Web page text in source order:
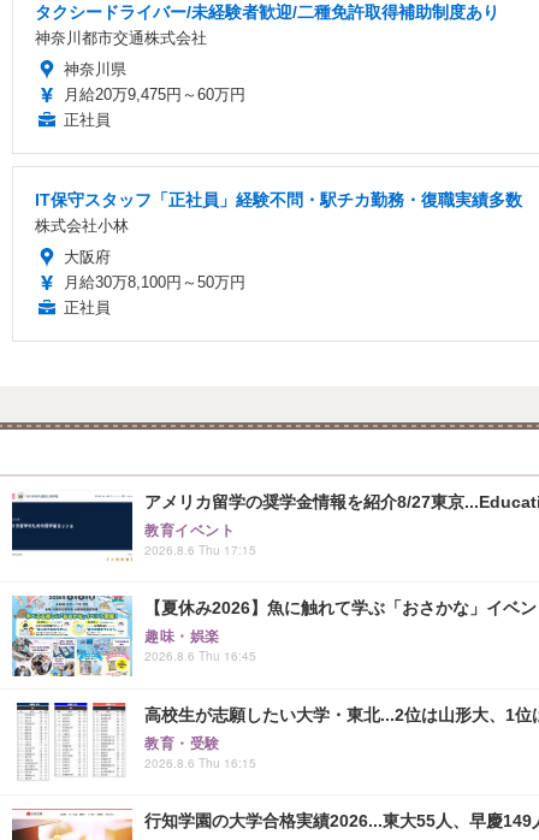
タクシードライバー/未経験者歓迎/二種免許取得補助制度あり
神奈川都市交通株式会社
神奈川県
月給20万9,475円～60万円
正社員
IT保守スタッフ「正社員」経験不問・駅チカ勤務・復職実績多数
株式会社小林
大阪府
月給30万8,100円～50万円
正社員
アメリカ留学の奨学金情報を紹介8/27東京
教育イベント
2026.8.6 Thu 17:15
【夏休み2026】魚に触れて学ぶ「おさかな」イベ
趣味・娯楽
2026.8.6 Thu 16:45
高校生が志願したい大学・東北...2位は山形大、1位
教育・受験
2026.8.6 Thu 16:15
行知学園の大学合格実績2026...東大55人、早慶149